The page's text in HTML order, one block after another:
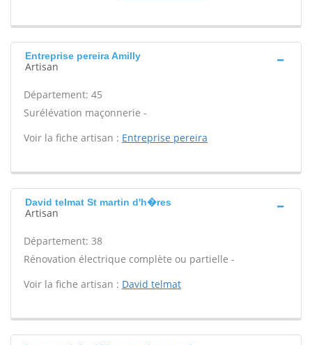
Entreprise pereira Amilly
Artisan
Département: 45
Surélévation maçonnerie -
Voir la fiche artisan : Entreprise pereira
David telmat St martin d'h�res
Artisan
Département: 38
Rénovation électrique complète ou partielle -
Voir la fiche artisan : David telmat